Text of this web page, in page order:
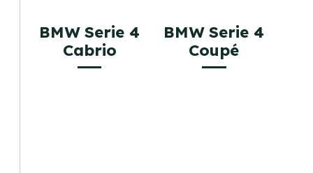
BMW Serie 4
Cabrio
BMW Serie 4
Coupé